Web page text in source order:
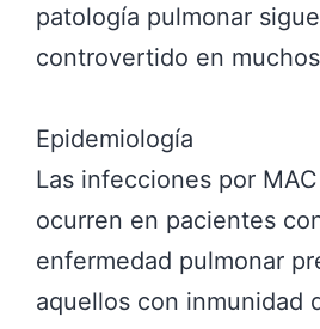
patología pulmonar
controvertido en
Epidemiología
Las infecciones por
ocurren en pacientes
enfermedad pulmonar
aquellos con inmunidad